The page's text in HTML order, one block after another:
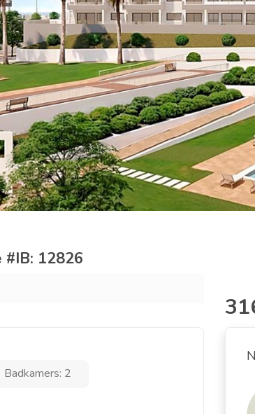
#IB: 12826
Badkamers: 2